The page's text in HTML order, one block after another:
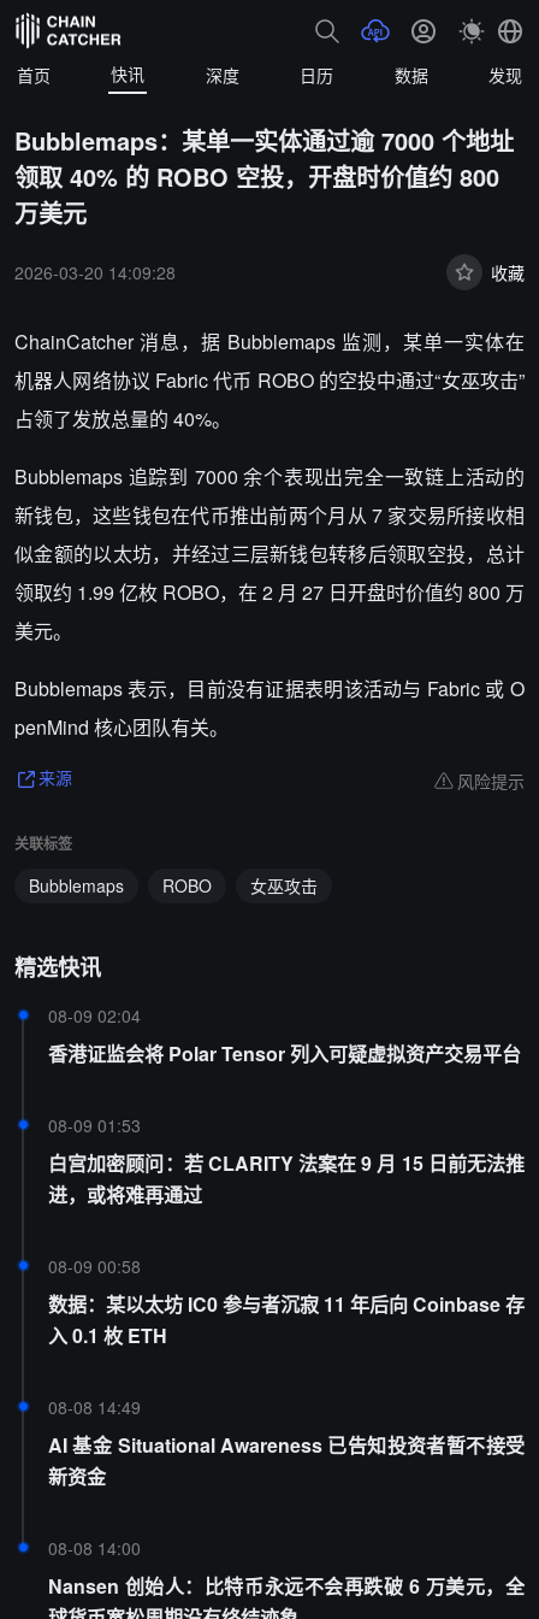
首页 快讯 深度 日历 数据 发现
Bubblemaps：某单一实体通过逾 7000 个地址
领取 40% 的 ROBO 空投，开盘时价值约 800
万美元
2026-03-20 14:09:28 收藏
ChainCatcher 消息， 据 Bubblemaps 监测，某单一实体在
机器人网络协议 Fabric 代币 ROBO 的空投中通过“女巫攻击”
占领了发放总量的 40%。
Bubblemaps 追踪到 7000 余个表现出完全一致链上活动的
新钱包，这些钱包在代币推出前两个月从 7 家交易所接收相
似金额的以太坊，并经过三层新钱包转移后领取空投，总计
领取约 1.99 亿枚 ROBO，在 2 月 27 日开盘时价值约 800 万
美元。
Bubblemaps 表示，目前没有证据表明该活动与 Fabric 或 O
penMind 核心团队有关。
来源 风险提示
关联标签
Bubblemaps ROBO 女巫攻击
精选快讯
08-09 02:04
香港证监会将 Polar Tensor 列入可疑虚拟资产交易平台
08-09 01:53
白宫加密顾问：若 CLARITY 法案在 9 月 15 日前无法推
进，或将难再通过
08-09 00:58
数据：某以太坊 IC0 参与者沉寂 11 年后向 Coinbase 存
入 0.1 枚 ETH
08-08 14:49
AI 基金 Situational Awareness 已告知投资者暂不接受
新资金
08-08 14:00
Nansen 创始人：比特币永远不会再跌破 6 万美元，全